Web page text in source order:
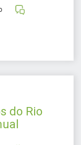
do Rio